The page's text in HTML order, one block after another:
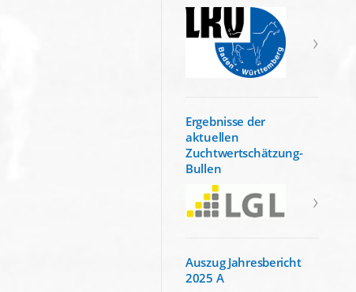
Ergebnisse der
aktuellen
Zuchtwertschätzung-
Bullen
Auszug Jahresbericht
2025 A